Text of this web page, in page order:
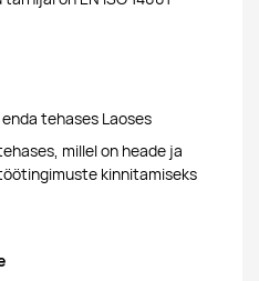
tehases Laoses
millel on heade ja
kinnitamiseks